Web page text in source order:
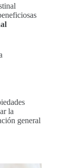
la
general